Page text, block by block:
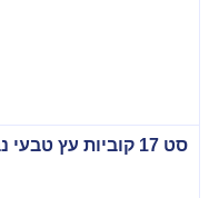
סט 17 קוביות עץ טבעי נבובות